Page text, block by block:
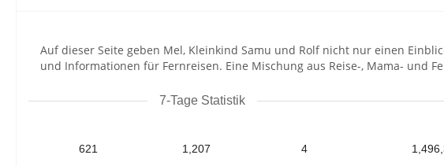
Auf dieser Seite geben Mel, Kleinkind Samu und Rolf nicht nur einen
und Informationen für Fernreisen. Eine Mischung aus Reise-, Mama- und
7-Tage Statistik
621 1,207 4